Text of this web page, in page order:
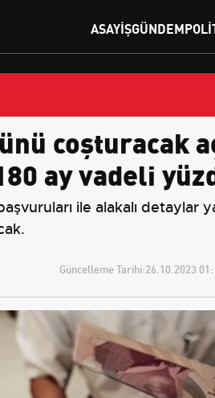
ASAYIŞGÜNDEM
coşturacak
ay vadeli
ile alakalı detaylar
Güncelleme Tarihi:26.10.2023